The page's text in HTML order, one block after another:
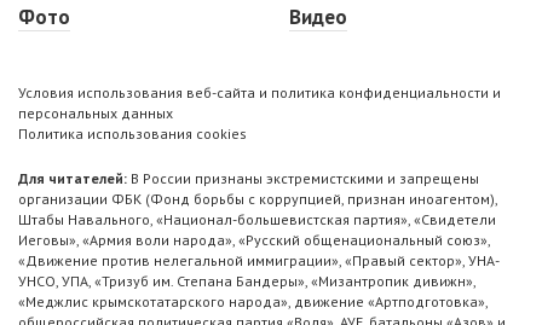
Фото
Видео
Условия использования веб-сайта и политика конфиденциальности и
персональных данных
Политика использования cookies
Для читателей: В России признаны экстремистскими и запрещены
организации ФБК (Фонд борьбы с коррупцией, признан иноагентом),
Штабы Навального, «Национал-большевистская партия», «Свидетели
Иеговы», «Армия воли народа», «Русский общенациональный союз»,
«Движение против нелегальной иммиграции», «Правый сектор», УНА-
УНСО, УПА, «Тризуб им. Степана Бандеры», «Мизантропик дивижн»,
«Меджлис крымскотатарского народа», движение «Артподготовка»,
общероссийская политическая партия «Воля», АУЕ, батальоны «Азов» и